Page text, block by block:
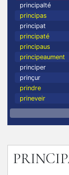
principalté
principas
principat
principaté
principaus
principeaument
principer
prinçur
prindre
prineveir